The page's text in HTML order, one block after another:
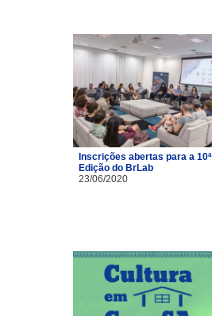
Inscrições abertas para a 10ª
Edição do BrLab
23/06/2020